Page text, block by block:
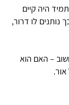
היה קיים
נותנים לו דרור,
– האם הוא